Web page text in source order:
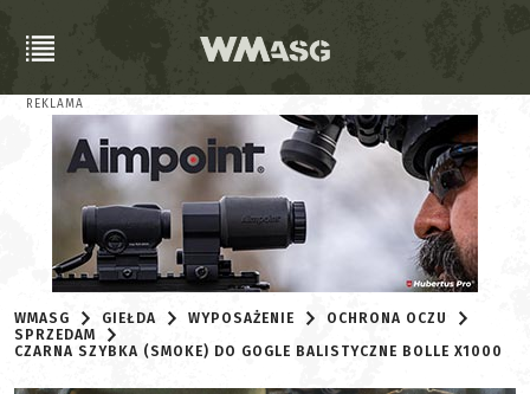
REKLAMA
WMASG GIEŁDA WYPOSAŻENIE
OCHRONA OCZU
SPRZEDAM
CZARNA SZYBKA (SMOKE) DO GOGLE BALISTYCZNE BOLLE X1000